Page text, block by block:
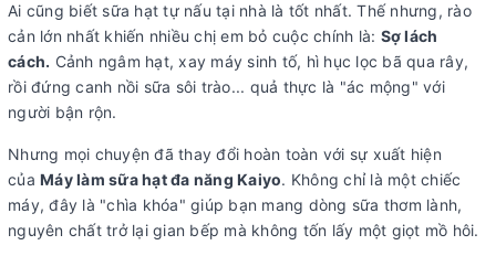
Ai cũng biết sữa hạt tự nấu tại nhà là tốt nhất. Thế nhưng, rào
cản lớn nhất khiến nhiều chị em bỏ cuộc chính là: Sợ lách
cách. Cảnh ngâm hạt, xay máy sinh tố, hì hục lọc bã qua rây,
rồi đứng canh nồi sữa sôi trào... quả thực là "ác mộng" với
người bận rộn.
Nhưng mọi chuyện đã thay đổi hoàn toàn với sự xuất hiện
của Máy làm sữa hạt đa năng Kaiyo. Không chỉ là một chiếc
máy, đây là "chìa khóa" giúp bạn mang dòng sữa thơm lành,
nguyên chất trở lại gian bếp mà không tốn lấy một giọt mồ hôi.